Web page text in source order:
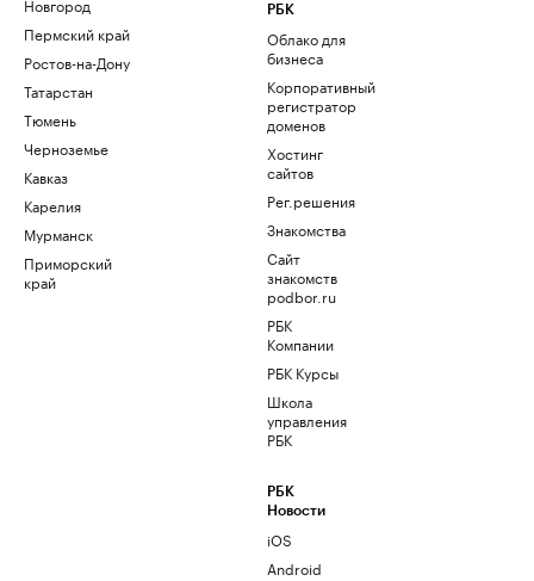
Новгород
Пермский край
Ростов-на-Дону
Татарстан
Тюмень
Черноземье
Кавказ
Карелия
Мурманск
Приморский
край
РБК
Облако для
бизнеса
Корпоративный
регистратор
доменов
Хостинг
сайтов
Рег.решения
Знакомства
Сайт
знакомств
podbor.ru
РБК
Компании
РБК Курсы
Школа
управления
РБК
РБК
Новости
iOS
Android